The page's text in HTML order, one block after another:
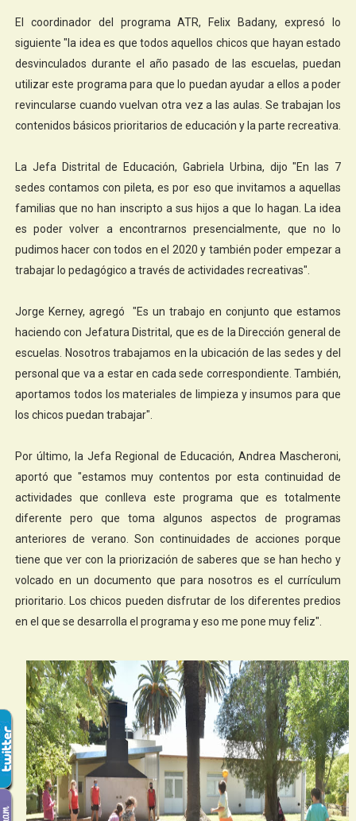
El coordinador del programa ATR, Felix Badany, expresó lo
siguiente "la idea es que todos aquellos chicos que hayan estado
desvinculados durante el año pasado de las escuelas, puedan
utilizar este programa para que lo puedan ayudar a ellos a poder
revincularse cuando vuelvan otra vez a las aulas. Se trabajan los
contenidos básicos prioritarios de educación y la parte recreativa.
La Jefa Distrital de Educación, Gabriela Urbina, dijo "En las 7
sedes contamos con pileta, es por eso que invitamos a aquellas
familias que no han inscripto a sus hijos a que lo hagan. La idea
es poder volver a encontrarnos presencialmente, que no lo
pudimos hacer con todos en el 2020 y también poder empezar a
trabajar lo pedagógico a través de actividades recreativas".
Jorge Kerney, agregó "Es un trabajo en conjunto que estamos
haciendo con Jefatura Distrital, que es de la Dirección general de
escuelas. Nosotros trabajamos en la ubicación de las sedes y del
personal que va a estar en cada sede correspondiente. También,
aportamos todos los materiales de limpieza y insumos para que
los chicos puedan trabajar".
Por último, la Jefa Regional de Educación, Andrea Mascheroni,
aportó que "estamos muy contentos por esta continuidad de
actividades que conlleva este programa que es totalmente
diferente pero que toma algunos aspectos de programas
anteriores de verano. Son continuidades de acciones porque
tiene que ver con la priorización de saberes que se han hecho y
volcado en un documento que para nosotros es el currículum
prioritario. Los chicos pueden disfrutar de los diferentes predios
en el que se desarrolla el programa y eso me pone muy feliz".